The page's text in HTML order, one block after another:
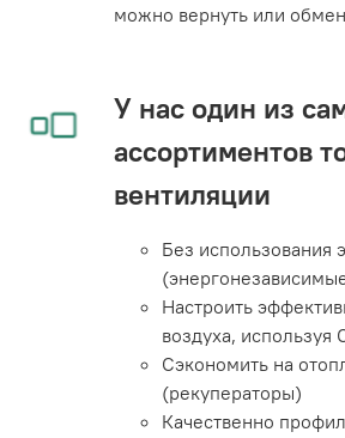
можно вернуть или
У нас один из
ассортиментов
вентиляции
Без использования
Настроить
воздуха,
Сэкономить на
(рекуператоры)
Качественно